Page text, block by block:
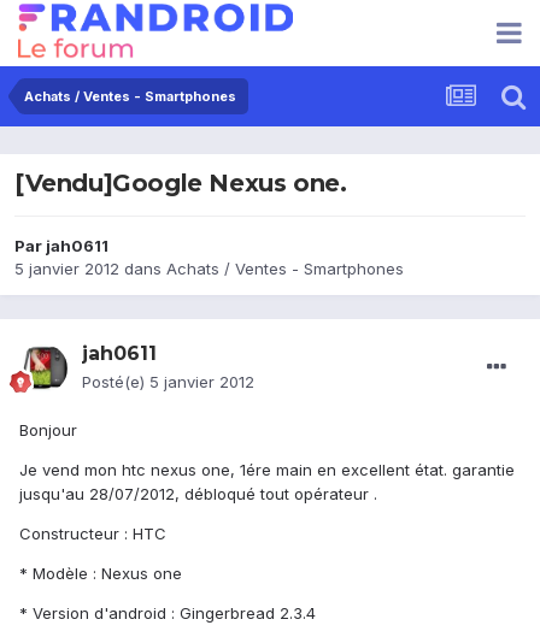
Achats / Ventes - Smartphones
[Vendu]Google Nexus one.
Par jah0611
5 janvier 2012 dans Achats / Ventes - Smartphones
jah0611
Posté(e) 5 janvier 2012
Bonjour
Je vend mon htc nexus one, 1ére main en excellent état. garantie
jusqu'au 28/07/2012, débloqué tout opérateur .
Constructeur : HTC
* Modèle : Nexus one
* Version d'android : Gingerbread 2.3.4